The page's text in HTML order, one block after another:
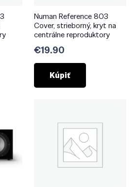
Numan Reference 803
Cover, strieborný, kryt na
centrálne reproduktory
€19.90
Kúpiť